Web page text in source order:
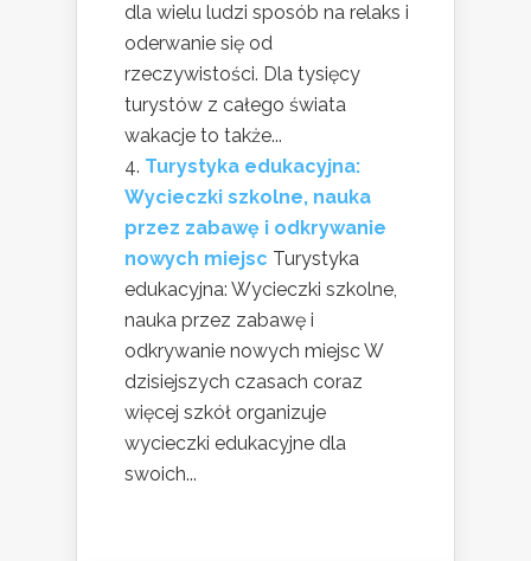
dla wielu ludzi sposób na relaks i
oderwanie się od
rzeczywistości. Dla tysięcy
turystów z całego świata
wakacje to także...
Turystyka edukacyjna:
Wycieczki szkolne, nauka
przez zabawę i odkrywanie
nowych miejsc Turystyka
edukacyjna: Wycieczki szkolne,
nauka przez zabawę i
odkrywanie nowych miejsc W
dzisiejszych czasach coraz
więcej szkół organizuje
wycieczki edukacyjne dla
swoich...